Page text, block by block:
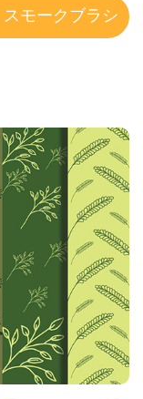
スモークブラシ